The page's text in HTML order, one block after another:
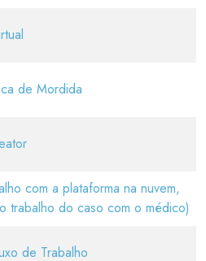
de Mordida
com a plataforma na nuvem,
trabalho do caso com o médico)
de Trabalho